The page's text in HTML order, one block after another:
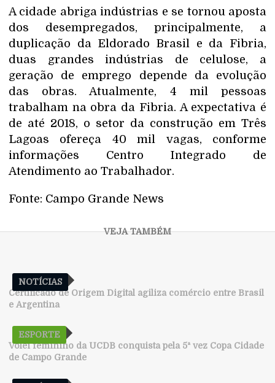
A cidade abriga indústrias e se tornou aposta
dos desempregados, principalmente, a
duplicação da Eldorado Brasil e da Fibria,
duas grandes indústrias de celulose, a
geração de emprego depende da evolução
das obras. Atualmente, 4 mil pessoas
trabalham na obra da Fibria. A expectativa é
de até 2018, o setor da construção em Três
Lagoas ofereça 40 mil vagas, conforme
informações Centro Integrado de
Atendimento ao Trabalhador.
Fonte: Campo Grande News
NOTÍCIAS
Certificado de Origem Digital agiliza comércio entre Brasil
e Argentina
ESPORTE
Vôlei feminino da UCDB conquista pela 5ª vez Copa Cidade
de Campo Grande